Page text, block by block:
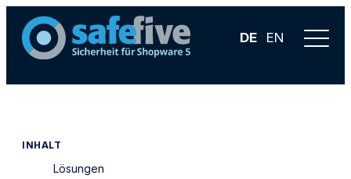
DE EN
INHALT
Lösungen